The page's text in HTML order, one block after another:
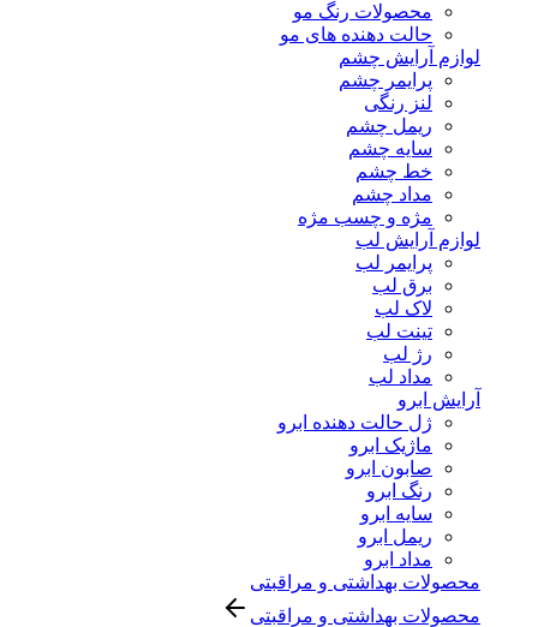
محصولات رنگ مو
حالت دهنده های مو
لوازم آرایش چشم
پرایمر چشم
لنز رنگی
ریمل چشم
سایه چشم
خط چشم
مداد چشم
مژه و چسب مژه
لوازم آرایش لب
پرایمر لب
برق لب
لاک لب
تینت لب
رژ لب
مداد لب
آرایش ابرو
ژل حالت دهنده ابرو
ماژیک ابرو
صابون ابرو
رنگ ابرو
سایه ابرو
ریمل ابرو
مداد ابرو
محصولات بهداشتی و مراقبتی
محصولات بهداشتی و مراقبتی